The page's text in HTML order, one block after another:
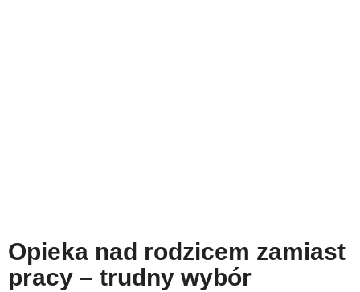
Opieka nad rodzicem zamiast
pracy – trudny wybór